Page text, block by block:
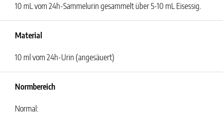
10 mL vom 24h-Sammelurin gesammelt über 5-10 mL Eisessig.
Material
10 ml vom 24h-Urin (angesäuert)
Normbereich
Normal: